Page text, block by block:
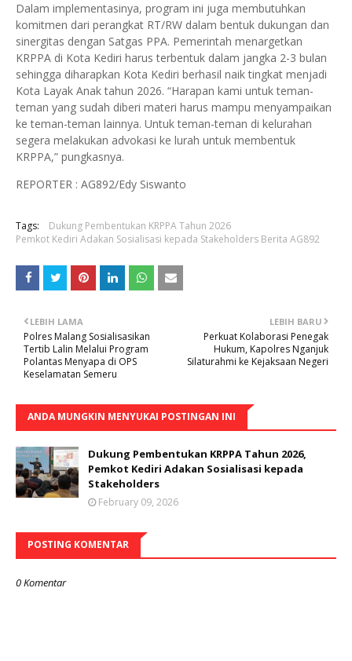
Dalam implementasinya, program ini juga membutuhkan
komitmen dari perangkat RT/RW dalam bentuk dukungan dan
sinergitas dengan Satgas PPA. Pemerintah menargetkan
KRPPA di Kota Kediri harus terbentuk dalam jangka 2-3 bulan
sehingga diharapkan Kota Kediri berhasil naik tingkat menjadi
Kota Layak Anak tahun 2026. “Harapan kami untuk teman-
teman yang sudah diberi materi harus mampu menyampaikan
ke teman-teman lainnya. Untuk teman-teman di kelurahan
segera melakukan advokasi ke lurah untuk membentuk
KRPPA,” pungkasnya.
REPORTER : AG892/Edy Siswanto
Tags:
Dukung Pembentukan KRPPA Tahun 2026
Pemkot Kediri Adakan Sosialisasi kepada Stakeholders Berita AG892
LEBIH BARU
Perkuat Kolaborasi Penegak
Hukum, Kapolres Nganjuk
Silaturahmi ke Kejaksaan Negeri
LEBIH LAMA
Polres Malang Sosialisasikan
Tertib Lalin Melalui Program
Polantas Menyapa di OPS
Keselamatan Semeru
ANDA MUNGKIN MENYUKAI POSTINGAN INI
Dukung Pembentukan KRPPA Tahun 2026,
Pemkot Kediri Adakan Sosialisasi kepada
Stakeholders
February 09, 2026
POSTING KOMENTAR
0 Komentar